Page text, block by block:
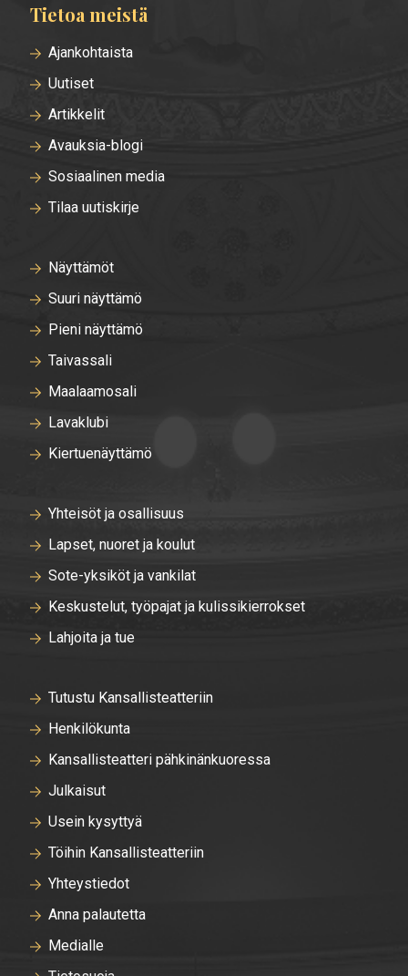
Tietoa meistä
Ajankohtaista
Uutiset
Artikkelit
Avauksia-blogi
Sosiaalinen media
Tilaa uutiskirje
Näyttämöt
Suuri näyttämö
Pieni näyttämö
Taivassali
Maalaamosali
Lavaklubi
Kiertuenäyttämö
Yhteisöt ja osallisuus
Lapset, nuoret ja koulut
Sote-yksiköt ja vankilat
Keskustelut, työpajat ja kulissikierrokset
Lahjoita ja tue
Tutustu Kansallisteatteriin
Henkilökunta
Kansallisteatteri pähkinänkuoressa
Julkaisut
Usein kysyttyä
Töihin Kansallisteatteriin
Yhteystiedot
Anna palautetta
Medialle